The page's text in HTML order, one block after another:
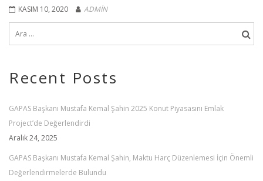
KASIM 10, 2020 ADMIN
Recent Posts
GAPAS Başkanı Mustafa Kemal Şahin 2025 Konut Piyasasını Emlak
Project’de Değerlendirdi
Aralık 24, 2025
GAPAS Başkanı Mustafa Kemal Şahin, Maktu Harç Düzenlemesi İçin Önemli
Değerlendirmelerde Bulundu